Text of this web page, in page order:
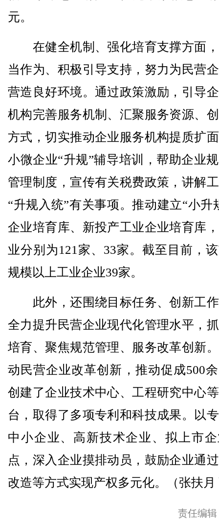
元。
在健全机制、强化培育支撑方面
当作为、积极引导支持，努力为民营
营造良好环境。通过政策激励，引导
机构完善服务机制、汇聚服务资源、
方式，切实推动企业服务机构提质扩
小微企业“升规”辅导培训，帮助企业
管理制度，宣传有关税费政策，讲解
“升规入统”有关事项。推动建立“小升
企业培育库、新投产工业企业培育库
业分别为121家、33家。截至目前，
规模以上工业企业39家。
此外，还围绕目标任务、创新工
全力提升民营企业现代化管理水平，
培育、聚焦规范管理、服务改革创新
动民营企业改革创新，推动促成500
创建了企业技术中心、工程研究中心
台，取得了多项专利和科技成果。以
中小企业、高新技术企业、拟上市
点，深入企业摸排动员，鼓励企业通
改造等方式实现产权多元化。（张扶月
责任编